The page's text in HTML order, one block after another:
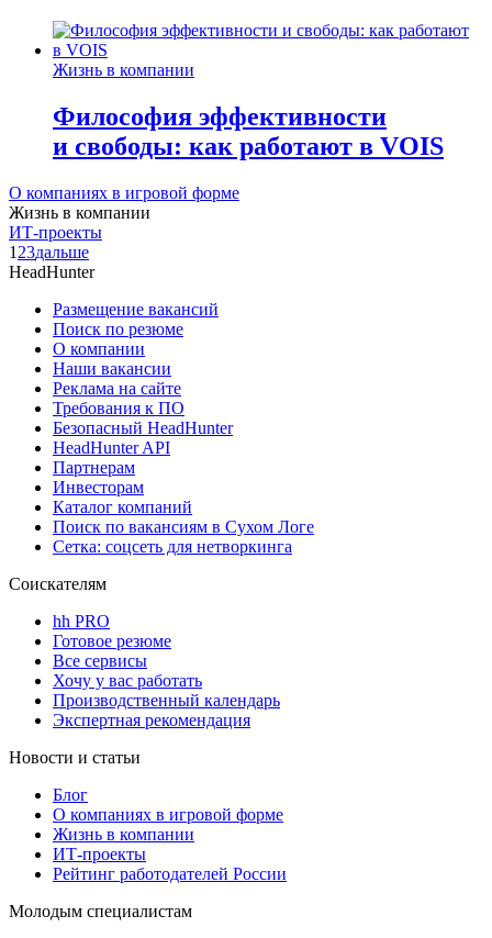
Жизнь в компании
Философия эффективности
и свободы: как работают в VOIS
О компаниях в игровой форме
Жизнь в компании
ИТ-проекты
1 23дальше
HeadHunter
Размещение вакансий
Поиск по резюме
О компании
Наши вакансии
Реклама на сайте
Требования к ПО
Безопасный HeadHunter
HeadHunter API
Партнерам
Инвесторам
Каталог компаний
Поиск по вакансиям в Сухом Логе
Сетка: соцсеть для нетворкинга
Соискателям
hh PRO
Готовое резюме
Все сервисы
Хочу у вас работать
Производственный календарь
Экспертная рекомендация
Новости и статьи
Блог
О компаниях в игровой форме
Жизнь в компании
ИТ-проекты
Рейтинг работодателей России
Молодым специалистам